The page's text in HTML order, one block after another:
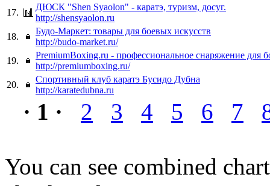
17.
ДЮСК "Shen Syaolon" - каратэ, туризм, досуг.
http://shensyaolon.ru
18.
Будо-Маркет: товары для боевых искусств
http://budo-market.ru/
19.
PremiumBoxing.ru - профессиональное снаряжение для
http://premiumboxing.ru/
20.
Спортивный клуб каратэ Бусидо Дубна
http://karatedubna.ru
· 1 · 2 3 4 5 6 7
You can see combined